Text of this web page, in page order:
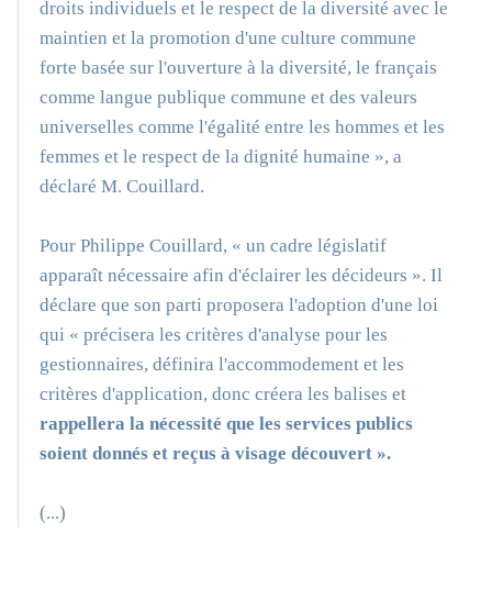
droits individuels et le respect de la diversité avec le
maintien et la promotion d'une culture commune
forte basée sur l'ouverture à la diversité, le français
comme langue publique commune et des valeurs
universelles comme l'égalité entre les hommes et les
femmes et le respect de la dignité humaine », a
déclaré M. Couillard.
Pour Philippe Couillard, « un cadre législatif
apparaît nécessaire afin d'éclairer les décideurs ». Il
déclare que son parti proposera l'adoption d'une loi
qui « précisera les critères d'analyse pour les
gestionnaires, définira l'accommodement et les
critères d'application, donc créera les balises et
rappellera la nécessité que les services publics
soient donnés et reçus à visage découvert ».
(...)